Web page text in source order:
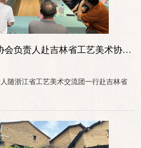
会负责人赴吉林省工艺美术协会
随浙江省工艺美术交流团一行赴吉林省